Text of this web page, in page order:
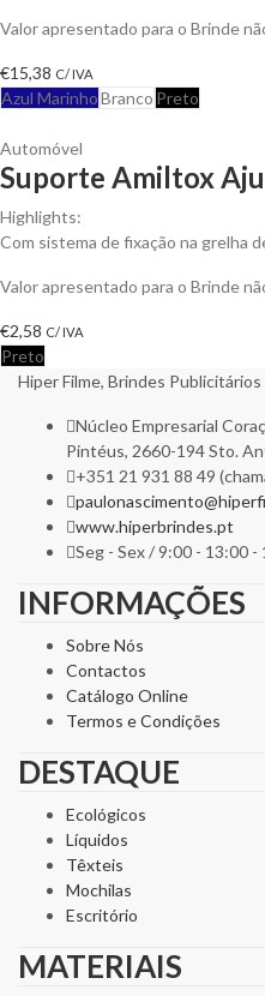
Valor apresentado para o Brinde
€15,38 C/ IVA
Azul MarinhoBranco Preto
Automóvel
Suporte Amiltox
Highlights:
Com sistema de fixação na grelha
Valor apresentado para o Brinde
€2,58 C/ IVA
Preto
Hiper Filme, Brindes Publicitários
Núcleo Empresarial
Pintéus, 2660-194 Sto.
+351 21 931 88 49
www.hiperbrindes.pt
Seg - Sex / 9:00 - 13:00 -
INFORMAÇÕES
Sobre Nós
Contactos
Catálogo Online
Termos e Condições
DESTAQUE
Ecológicos
Líquidos
Têxteis
Mochilas
Escritório
MATERIAIS